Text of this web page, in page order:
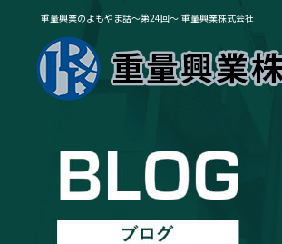
重量興業のよもやま話～第24回～|重量興業株式会社